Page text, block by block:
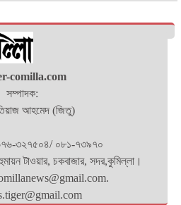
comilla.com
সম্পাদক:
আহমেদ (জিতু)
৩২৭৫০৪/ ০৮১-৭৩৯৭০
হুমায়ন টাওয়ার, চকবাজার, সদর,কুমিল্লা।